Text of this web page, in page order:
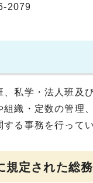
2079
私学・法人班及
織・定数の管理
る事務を行ってい
規定された総